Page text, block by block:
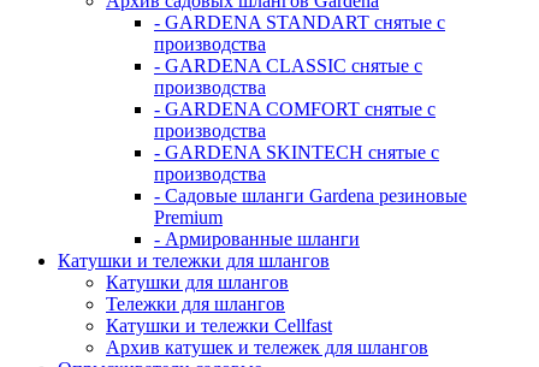
- GARDENA STANDART снятые с
производства
- GARDENA CLASSIC снятые с
производства
- GARDENA COMFORT снятые с
производства
- GARDENA SKINTECH снятые с
производства
- Садовые шланги Gardena резиновые
Premium
- Армированные шланги
Катушки и тележки для шлангов
Катушки для шлангов
Тележки для шлангов
Катушки и тележки Cellfast
Архив катушек и тележек для шлангов